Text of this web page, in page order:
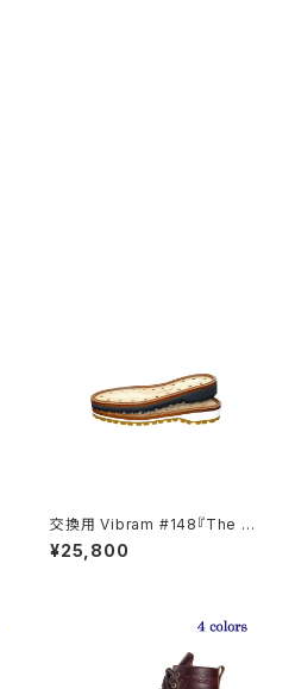
交換用 Vibram #148『The W
ork Boots』
¥25,800